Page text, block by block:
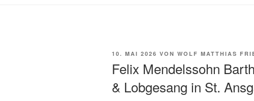
VERÖFFENTLICHT
10. MAI 2026 VON WOLF MATTHIAS
Felix Mendelssohn
& Lobgesang in St.